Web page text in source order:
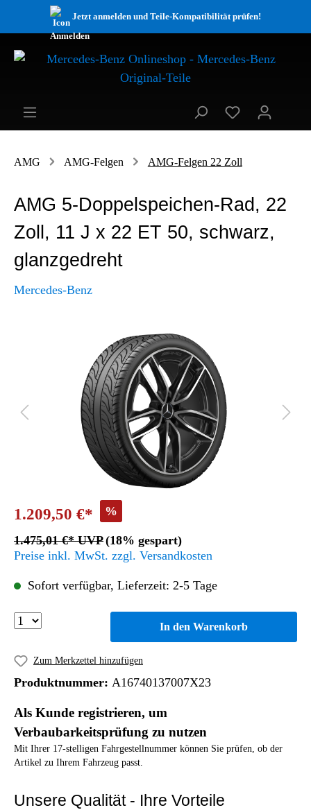
Jetzt anmelden und Teile-Kompatibilität prüfen!
AMG AMG-Felgen AMG-Felgen 22 Zoll
AMG 5-Doppelspeichen-Rad, 22
Zoll, 11 J x 22 ET 50, schwarz,
glanzgedreht
Mercedes-Benz
1.209,50 €* %
1.475,01 €* UVP(18% gespart)
Preise inkl. MwSt. zzgl. Versandkosten
Sofort verfügbar, Lieferzeit: 2-5 Tage
In den Warenkorb
Zum Merkzettel hinzufügen
Produktnummer: A16740137007X23
Als Kunde registrieren, um
Verbaubarkeitsprüfung zu nutzen
Mit Ihrer 17-stelligen Fahrgestellnummer können Sie prüfen, ob der
Artikel zu Ihrem Fahrzeug passt.
Unsere Qualität - Ihre Vorteile